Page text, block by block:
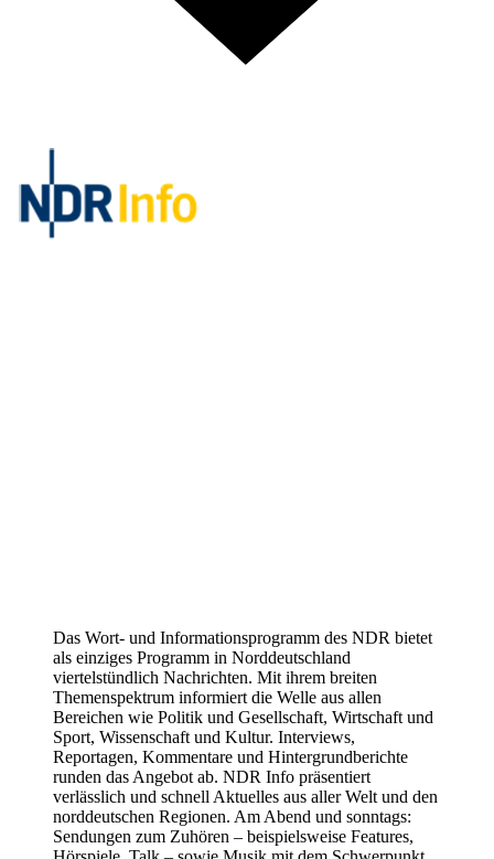
Das Wort- und Informationsprogramm des NDR bietet
als einziges Programm in Norddeutschland
viertelstündlich Nachrichten. Mit ihrem breiten
Themenspektrum informiert die Welle aus allen
Bereichen wie Politik und Gesellschaft, Wirtschaft und
Sport, Wissenschaft und Kultur. Interviews,
Reportagen, Kommentare und Hintergrundberichte
runden das Angebot ab. NDR Info präsentiert
verlässlich und schnell Aktuelles aus aller Welt und den
norddeutschen Regionen. Am Abend und sonntags:
Sendungen zum Zuhören – beispielsweise Features,